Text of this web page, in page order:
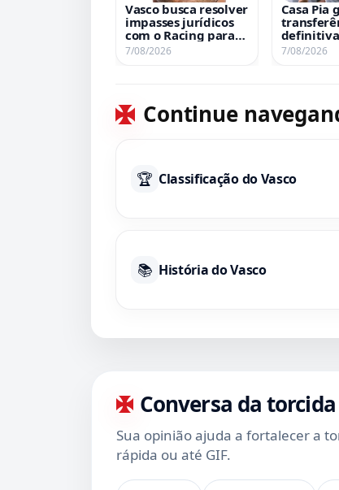
Vasco busca resolver
impasses jurídicos
com o Racing para
oficializar
7/08/2026
Casa Pia
definitiva
Vasco
7/08/2026
Continue
🏆 Classificação do Vasco
📚 História do Vasco
Conversa da torcida
Sua opinião ajuda a fortalecer a
rápida ou até GIF.